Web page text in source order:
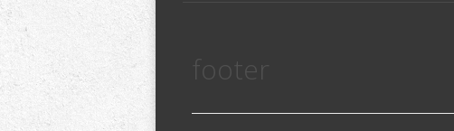
footer